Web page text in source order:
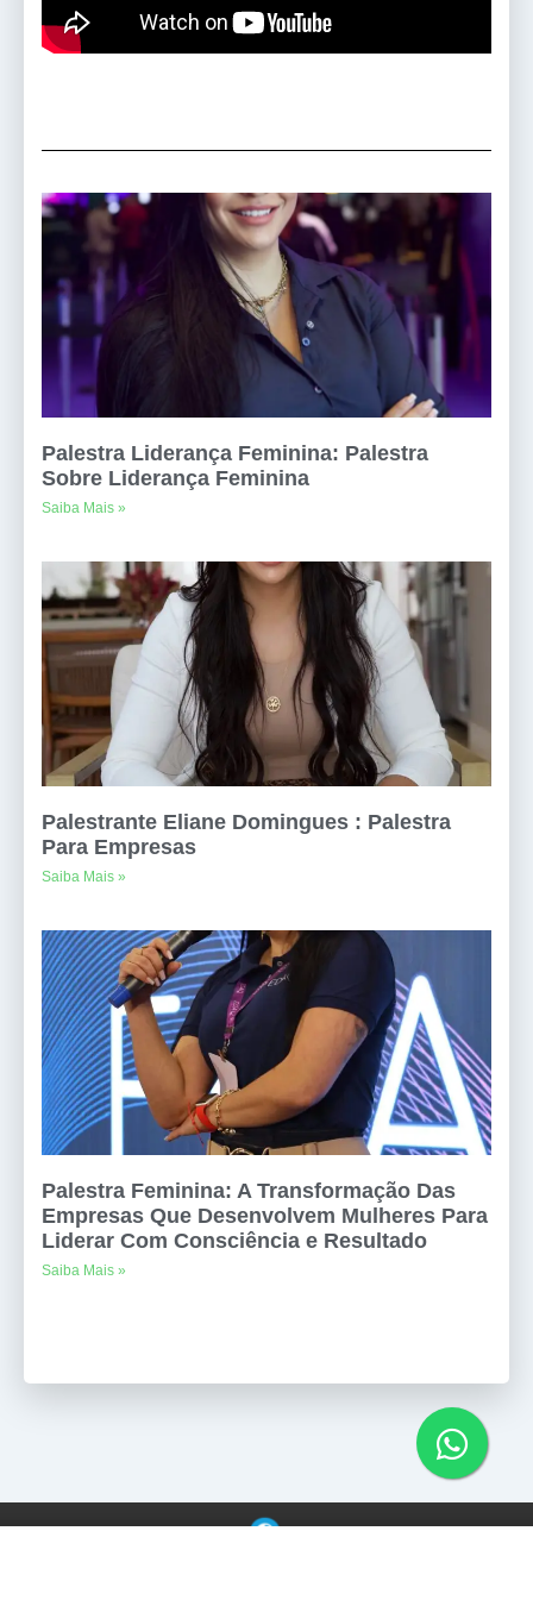
Palestra Liderança Feminina: Palestra
Sobre Liderança Feminina
Saiba Mais »
Palestrante Eliane Domingues : Palestra
Para Empresas
Saiba Mais »
Palestra Feminina: A Transformação Das
Empresas Que Desenvolvem Mulheres Para
Liderar Com Consciência e Resultado
Saiba Mais »